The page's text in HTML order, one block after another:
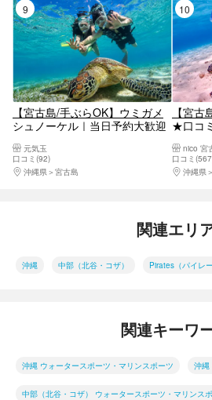
9位
【宮古島/手ぶらOK】ウミガメ
シュノーケル｜当日予約大歓迎
ゼント
元気玉
口コミ(92)
沖縄県
宮古島
【宮
★口コ
ュノー
心者&
指定可
nico 宮
口コミ
沖縄県
関連エリ
沖縄 中部（北谷・コザ） Pirates（パイレー
関連キーワ
沖縄 ウォータースポーツ・マリンスポーツ 沖縄
中部（北谷・コザ） ウォータースポーツ・マリンス